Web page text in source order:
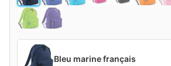
Bleu marine français